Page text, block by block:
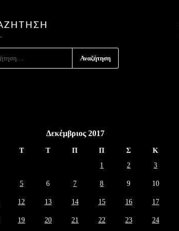
Δεκέμβριος 2017
Τ Τ Π Π Σ
Κ
1
2 3
5 6 7 8 9 10
12 13 14 15 16 17
19 20 21 22 23 24